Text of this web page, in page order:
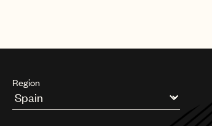
Region
Argentina